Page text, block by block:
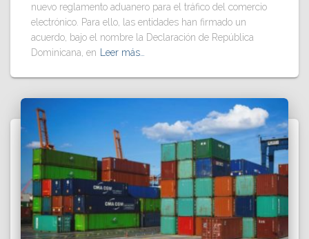
nuevo reglamento aduanero para el tráfico del comercio
electrónico. Para ello, las entidades han firmado un
acuerdo, bajo el nombre la Declaración de República
Dominicana, en
Leer más…